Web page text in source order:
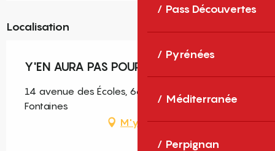
Pass Découvertes
Pyrénées
Méditerranée
Perpignan
Localisation
Y'EN AURA PAS POUR TOUT LE MONDE
14 avenue des Écoles, 66740 Saint-Génis-des-
Fontaines
M'y rendre